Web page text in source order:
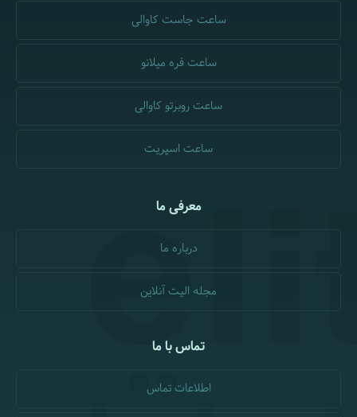
ساعت جاست کاوالی
ساعت فره میلانو
ساعت روبرتو کاوالی
ساعت اسپریت
معرفی ما
درباره ما
مجله الیت آنلاین
تماس با ما
اطلاعات تماس